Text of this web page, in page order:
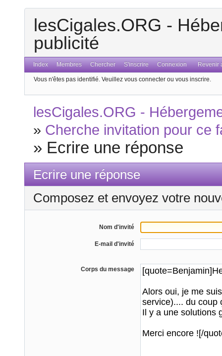
lesCigales.ORG -
publicité
Index Membres Chercher S'inscrire Connexion Revenir
Vous n'êtes pas identifié. Veuillez vous connecter ou vous inscrire.
lesCigales.ORG -
» Cherche invitation pour ce
» Ecrire une réponse
Ecrire une réponse
Composez et envoyez votre
Nom d'invité
E-mail d'invité
Corps du message